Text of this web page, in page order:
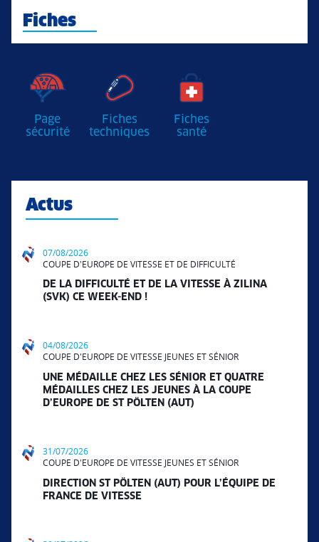
Fiches
Page
sécurité
Fiches
techniques
Fiches
santé
Actus
07/08/2026
COUPE D'EUROPE DE VITESSE ET DE DIFFICULTÉ
DE LA DIFFICULTÉ ET DE LA VITESSE À ZILINA
(SVK) CE WEEK-END !
04/08/2026
COUPE D'EUROPE DE VITESSE JEUNES ET SÉNIOR
UNE MÉDAILLE CHEZ LES SÉNIOR ET QUATRE
MÉDAILLES CHEZ LES JEUNES À LA COUPE
D’EUROPE DE ST PÖLTEN (AUT)
31/07/2026
COUPE D'EUROPE DE VITESSE JEUNES ET SÉNIOR
DIRECTION ST PÖLTEN (AUT) POUR L’ÉQUIPE DE
FRANCE DE VITESSE